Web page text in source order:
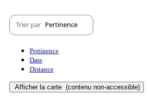
Trier par Pertinence
Pertinence
Date
Distance
Afficher la carte (contenu non-accessible)